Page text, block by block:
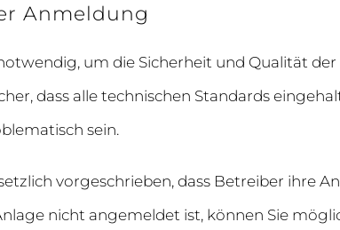
Anmeldung
um die Sicherheit und Qualität
dass alle technischen Standards
sein.
vorgeschrieben, dass Betreiber ihre
nicht angemeldet ist, können Sie